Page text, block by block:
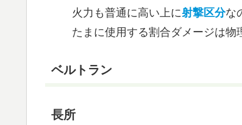
火力も普通に高い上に射撃区分な
たまに使用する割合ダメージは物
ベルトラン
長所